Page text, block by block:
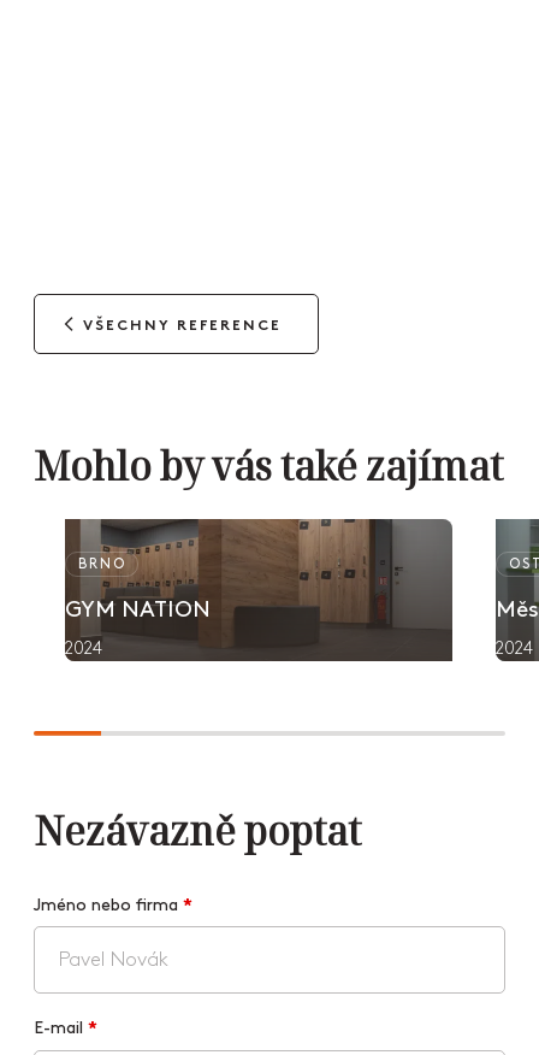
VŠECHNY REFERENCE
Mohlo by vás také zajímat
GYM NATION
2024
BRNO
2024
Nezávazně poptat
Jméno nebo firma *
E-mail *